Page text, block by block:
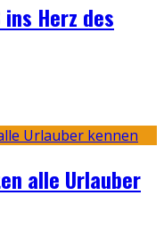
ins Herz des
alle Urlauber